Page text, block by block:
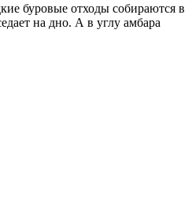
буровые отходы собираются в
на дно. А в углу амбара